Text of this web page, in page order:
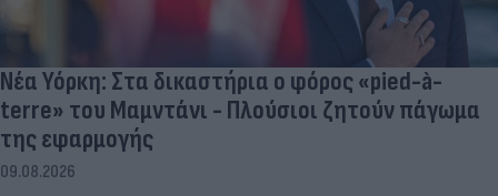
Νέα Υόρκη: Στα δικαστήρια ο φόρος «pied-à-
terre» του Μαμντάνι - Πλούσιοι ζητούν πάγωμα
της εφαρμογής
09.08.2026